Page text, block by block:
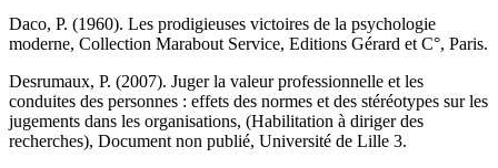
Daco, P. (1960). Les prodigieuses victoires de la psychologie
moderne, Collection Marabout Service, Editions Gérard et C°, Paris.
Desrumaux, P. (2007). Juger la valeur professionnelle et les
conduites des personnes : effets des normes et des stéréotypes sur les
jugements dans les organisations, (Habilitation à diriger des
recherches), Document non publié, Université de Lille 3.